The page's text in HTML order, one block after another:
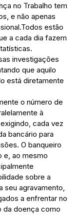
no Trabalho tem
e não apenas
estão
a cada dia fazem
investigações
que aquilo
está diretamente
o número de
à
cada vez
bancário para
O banqueiro
e, ao mesmo
sobre a
seu agravamento,
a enfrentar no
da doença como